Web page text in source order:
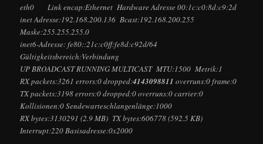
eth0 Link encap:Ethernet Hardware Adresse 00:1c:c0:8d:c9:2d
inet Adresse:192.168.200.136 Bcast:192.168.200.255
Maske:255.255.255.0
inet6-Adresse: fe80::21c:c0ff:fe8d:c92d/64
Gültigkeitsbereich:Verbindung
UP BROADCAST RUNNING MULTICAST MTU:1500 Metrik:1
RX packets:3261 errors:0 dropped:4143098811 overruns:0 frame:0
TX packets:3198 errors:0 dropped:0 overruns:0 carrier:0
Kollisionen:0 Sendewarteschlangenlänge:1000
RX bytes:3130291 (2.9 MB) TX bytes:606778 (592.5 KB)
Interrupt:220 Basisadresse:0x2000